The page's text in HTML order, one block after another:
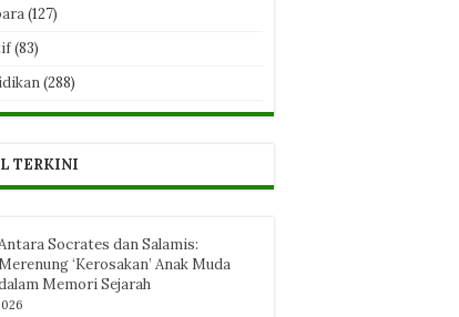
(127)
(83)
(288)
TERKINI
Socrates dan Salamis:
‘Kerosakan’ Anak Muda
Memori Sejarah